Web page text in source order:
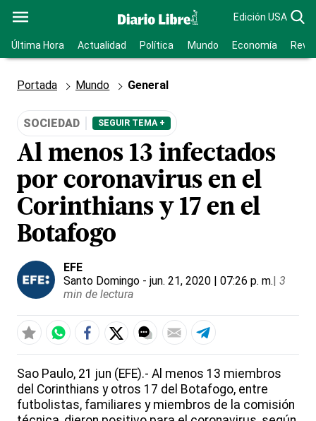
Edición USA
Última Hora Actualidad Política Mundo Economía
Portada Mundo General
SOCIEDAD SEGUIR TEMA +
Al menos 13 infectados
por coronavirus en el
Corinthians y 17 en el
Botafogo
EFE
Santo Domingo - jun. 21, 2020 | 07:26 p. m.| 3
min de lectura
Sao Paulo, 21 jun (EFE).- Al menos 13 miembros
del Corinthians y otros 17 del Botafogo, entre
futbolistas, familiares y miembros de la comisión